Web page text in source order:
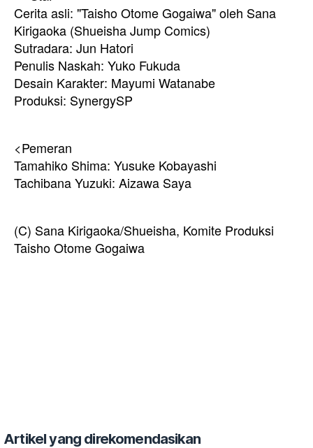
Cerita asli: "Taisho Otome Gogaiwa" oleh Sana
Kirigaoka (Shueisha Jump Comics)
Sutradara: Jun Hatori
Penulis Naskah: Yuko Fukuda
Desain Karakter: Mayumi Watanabe
Produksi: SynergySP
<Pemeran
Tamahiko Shima: Yusuke Kobayashi
Tachibana Yuzuki: Aizawa Saya
(C) Sana Kirigaoka/Shueisha, Komite Produksi
Taisho Otome Gogaiwa
Artikel yang direkomendasikan